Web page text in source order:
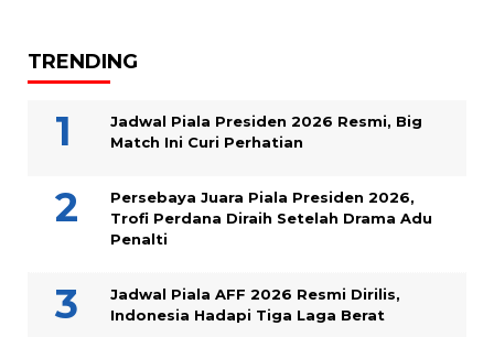
TRENDING
Jadwal Piala Presiden 2026 Resmi, Big
Match Ini Curi Perhatian
Persebaya Juara Piala Presiden 2026,
Trofi Perdana Diraih Setelah Drama Adu
Penalti
Jadwal Piala AFF 2026 Resmi Dirilis,
Indonesia Hadapi Tiga Laga Berat